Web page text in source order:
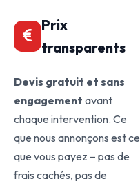
Prix
transparents
Devis gratuit et sans
engagement avant
chaque intervention. Ce
que nous annonçons est ce
que vous payez – pas de
frais cachés, pas de